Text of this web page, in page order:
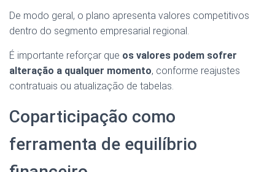
De modo geral, o plano apresenta valores competitivos
dentro do segmento empresarial regional.
É importante reforçar que os valores podem sofrer
alteração a qualquer momento, conforme reajustes
contratuais ou atualização de tabelas.
Coparticipação como
ferramenta de equilíbrio